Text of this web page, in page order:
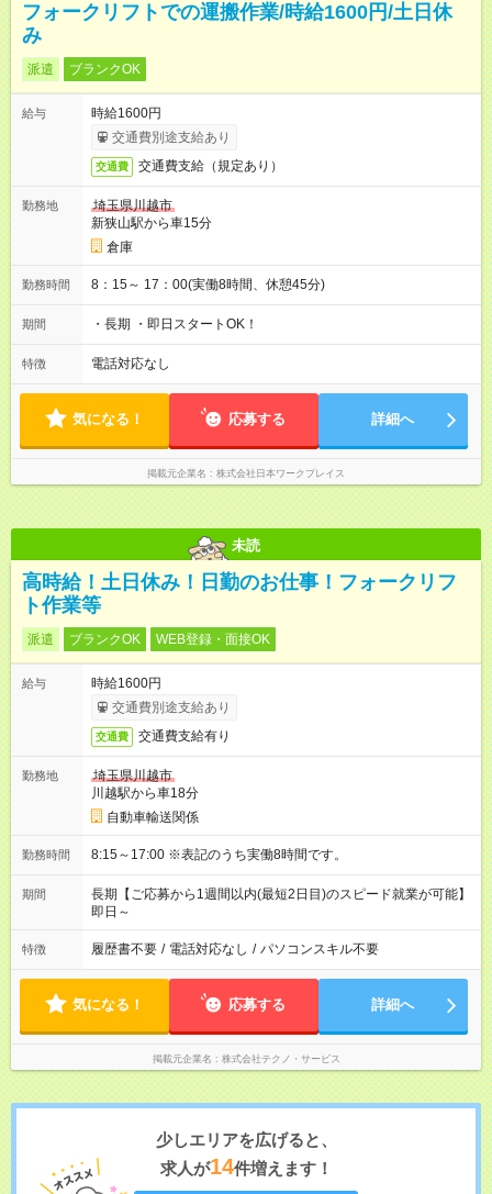
フォークリフトでの運搬作業/時給1600円/土日休
み
派遣 ブランクOK
給与
時給1600円
交通費別途支給あり
交通費 交通費支給（規定あり）
勤務地
埼玉県川越市
新狭山駅から車15分
倉庫
勤務時間 8：15～ 17：00(実働8時間、休憩45分)
期間 ・長期 ・即日スタートOK！
特徴 電話対応なし
気になる！ 応募する 詳細へ
掲載元企業名 株式会社日本ワークプレイス
未読
高時給！土日休み！日勤のお仕事！フォークリフ
ト作業等
派遣 ブランクOK WEB登録・面接OK
給与
時給1600円
交通費別途支給あり
交通費 交通費支給有り
勤務地
埼玉県川越市
川越駅から車18分
自動車輸送関係
勤務時間 8:15～17:00 ※表記のうち実働8時間です。
期間
長期【ご応募から1週間以内(最短2日目)のスピード就業が可能】
即日～
特徴 履歴書不要 / 電話対応なし / パソコンスキル不要
気になる！ 応募する 詳細へ
掲載元企業名 株式会社テクノ・サービス
少しエリアを広げると、
求人が14件増えます！